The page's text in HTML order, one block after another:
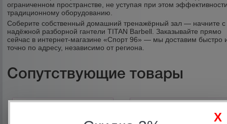
ограниченном пространстве, не уступая при этом
традиционному оборудованию.
Соберите собственный домашний тренажёрный зал — начните с
надёжной разборной гантели TITAN Barbell. Заказывайте прямо
сейчас в интернет-магазине «Спорт 96» — мы доставим быстро
точно по адресу, независимо от региона.
Сопутствующие товары